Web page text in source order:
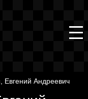
Андреевич